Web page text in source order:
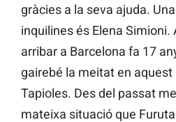
gràcies a la seva ajuda.
inquilines és Elena
arribar a Barcelona fa 17
gairebé la meitat en aquest
Tapioles. Des del passat
mateixa situació que